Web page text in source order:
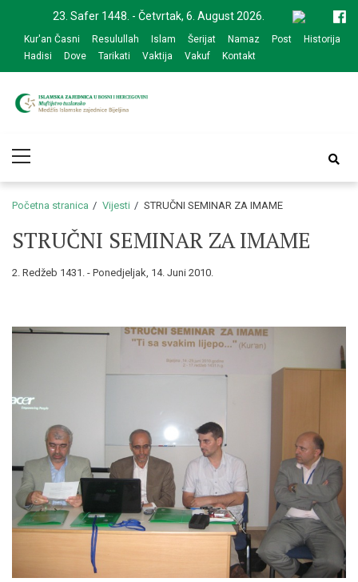
navigation
content
23. Safer 1448. - Četvrtak, 6. August 2026.
Kur'an Časni Resulullah Islam Šerijat Namaz Post
Historija
Hadisi
Dove Tarikati Vaktija Vakuf Kontakt
zajednice Bijeljina
Menu
Početna stranica Vijesti STRUČNI SEMINAR ZA IMAME
STRUČNI SEMINAR ZA IMAME
2. Redžeb 1431. - Ponedjeljak, 14. Juni 2010.